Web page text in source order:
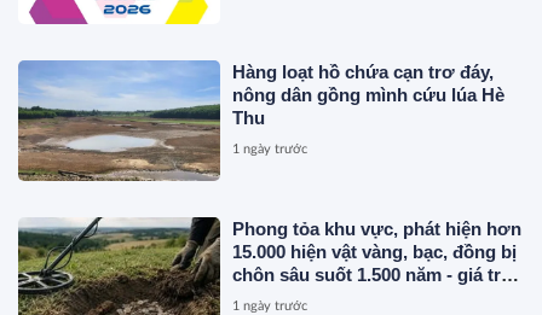
Hàng loạt hồ chứa cạn trơ đáy,
nông dân gồng mình cứu lúa Hè
Thu
1 ngày trước
Phong tỏa khu vực, phát hiện hơn
15.000 hiện vật vàng, bạc, đồng bị
chôn sâu suốt 1.500 năm - giá trị
tương đương 63 tỷ đồng
1 ngày trước